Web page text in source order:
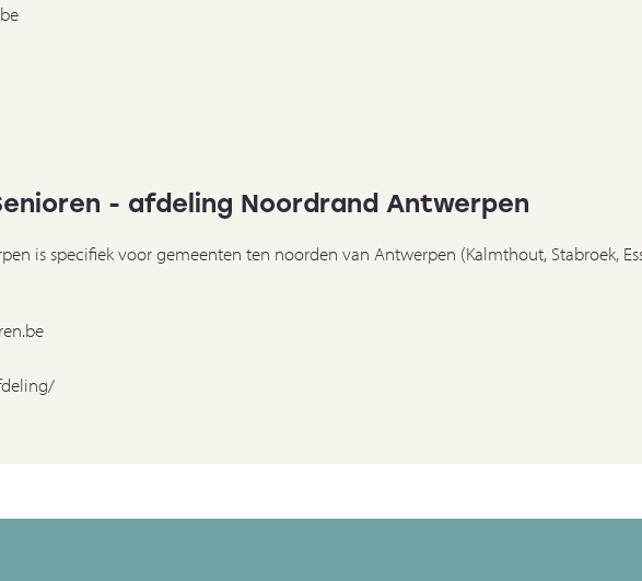
- afdeling Noordrand Antwerpen
is specifiek voor gemeenten ten noorden van Antwerpen (Kalmthout, Stabroek,